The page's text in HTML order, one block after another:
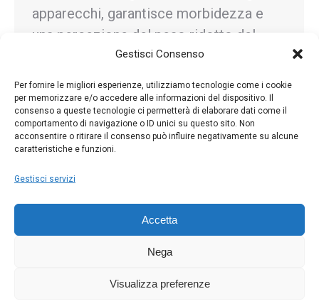
Gestisci Consenso
Per fornire le migliori esperienze, utilizziamo tecnologie come i cookie
per memorizzare e/o accedere alle informazioni del dispositivo. Il
consenso a queste tecnologie ci permetterà di elaborare dati come il
comportamento di navigazione o ID unici su questo sito. Non
acconsentire o ritirare il consenso può influire negativamente su alcune
caratteristiche e funzioni.
Gestisci servizi
Accetta
Nega
Visualizza preferenze
apparecchi, garantisce morbidezza e
una percezione del peso ridotto del
25%. Lo sgancio rapido permette di
togliere rapidamente la cinghia, per una…
← 1 …